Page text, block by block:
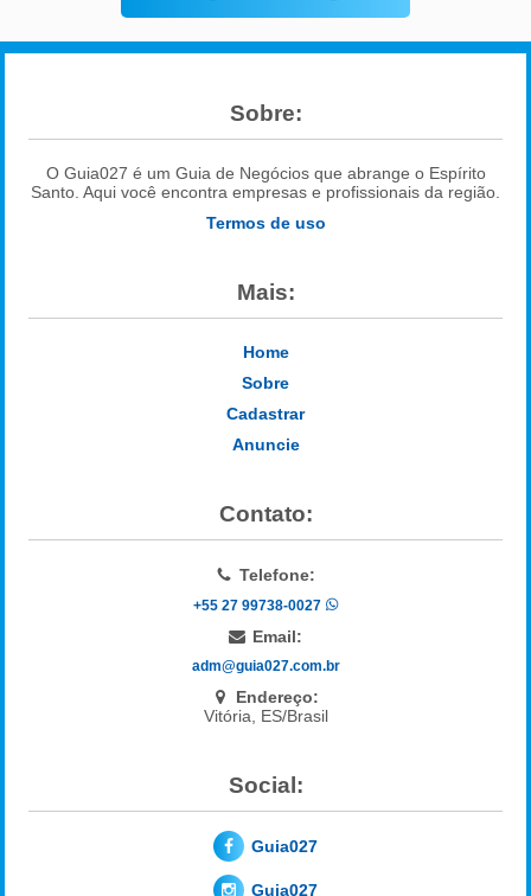
Sobre:
O Guia027 é um Guia de Negócios que abrange o Espírito
Santo. Aqui você encontra empresas e profissionais da região.
Termos de uso
Mais:
Home
Sobre
Cadastrar
Anuncie
Contato:
Telefone:
+55 27 99738-0027
Email:
adm@guia027.com.br
Endereço:
Vitória, ES/Brasil
Social:
Guia027
Guia027